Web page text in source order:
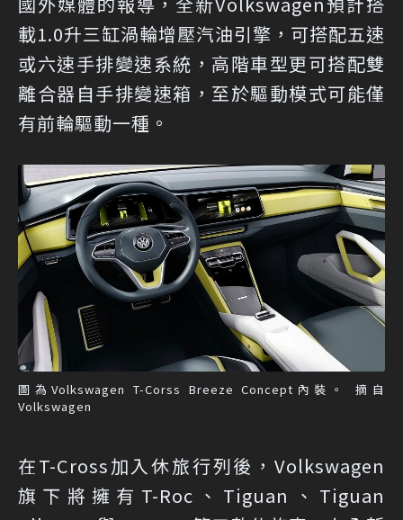
載1.0升三缸渦輪增壓汽油引擎，可搭配五速
或六速手排變速系統，高階車型更可搭配雙
離合器自手排變速箱，至於驅動模式可能僅
有前輪驅動一種。
圖為Volkswagen T-Corss Breeze Concept內裝。 摘自
Volkswagen
在T-Cross加入休旅行列後，Volkswagen
旗下將擁有T-Roc、Tiguan、Tiguan